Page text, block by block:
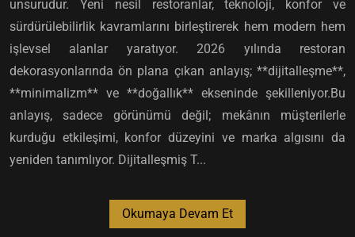
unsurudur. Yeni nesil restoranlar, teknoloji, konfor ve
sürdürülebilirlik kavramlarını birleştirerek hem modern hem
işlevsel alanlar yaratıyor. 2026 yılında restoran
dekorasyonlarında ön plana çıkan anlayış; **dijitalleşme**,
**minimalizm** ve **doğallık** ekseninde şekilleniyor.Bu
anlayış, sadece görünümü değil; mekânın müşterilerle
kurduğu etkileşimi, konfor düzeyini ve marka algısını da
yeniden tanımlıyor. Dijitalleşmiş T...
Okumaya Devam Et